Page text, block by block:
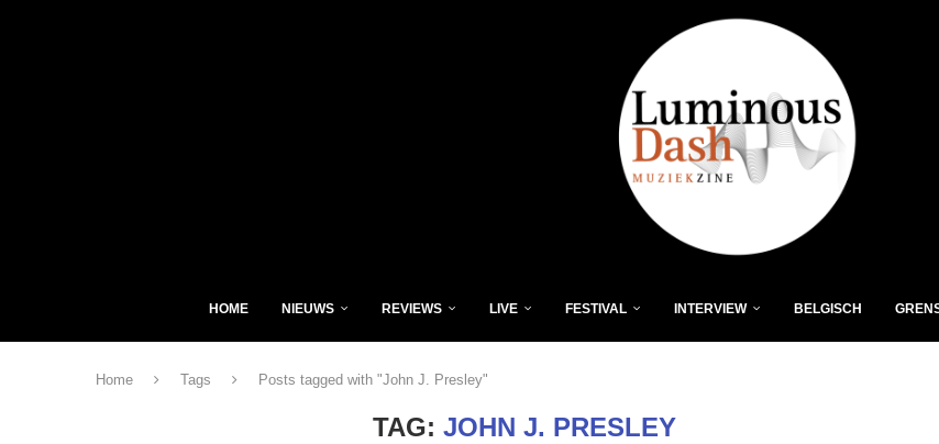
HOME NIEUWS REVIEWS LIVE FESTIVAL INTERVIEW BELGISCH
Home Tags Posts tagged with "John J. Presley"
TAG: JOHN J. PRESLEY